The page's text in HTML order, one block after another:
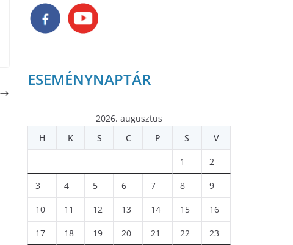
ESEMÉNYNAPTÁR
2026. augusztus
H
K S C P S V
1 2
3 4 5 6 7 8 9
10 11 12 13 14 15 16
17 18 19 20 21 22 23